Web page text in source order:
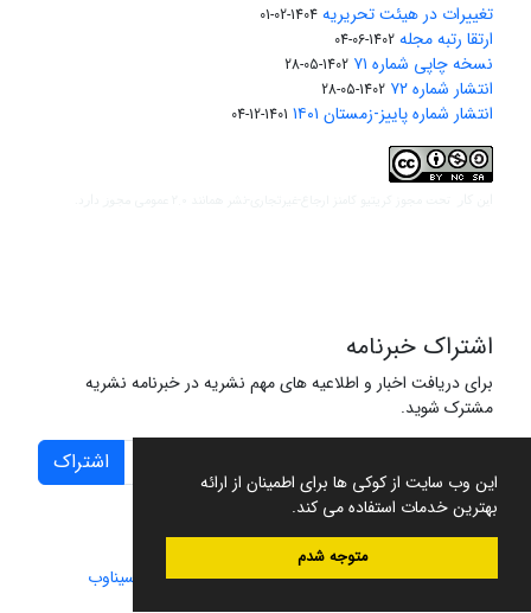
این وب سایت از کوکی ها برای اطمینان از ارائه
بهترین خدمات استفاده می کند.
متوجه شدم
تغییرات در هیئت تحریریه 1404-02-01
ارتقا رتبه مجله 1402-06-04
نسخه چاپی شماره ۷۱ 1402-05-28
انتشار شماره ۷۲ 1402-05-28
انتشار شماره پاییز-زمستان ۱۴۰۱ 1401-12-04
اشتراک خبرنامه
برای دریافت اخبار و اطلاعیه های مهم نشریه در خبرنامه نشریه
مشترک شوید.
اشتراک
سامانه مدیریت نشریات علمی.طراحی و پیاده سازی از سیناوب